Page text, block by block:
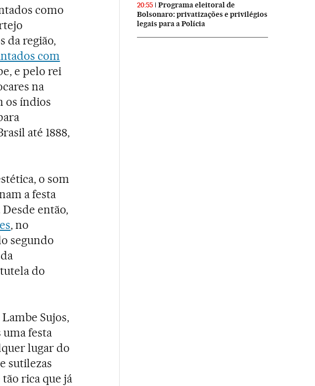
como
da região,
com
e pelo rei
na
os índios
até 1888,
o som
a festa
então,
, no
segundo
do
Sujos,
festa
lugar do
sutilezas
rica que já
20:55
Programa eleitoral de
Bolsonaro: privatizações e privilégios
legais para a Polícia